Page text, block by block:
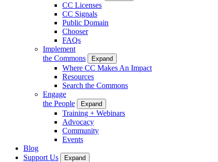
CC Licenses
CC Signals
Public Domain
Chooser
FAQs
Implement
the Commons
Expand
Where CC Makes An Impact
Resources
Search the Commons
Engage
the People
Expand
Training + Webinars
Advocacy
Community
Events
Blog
Support Us
Expand